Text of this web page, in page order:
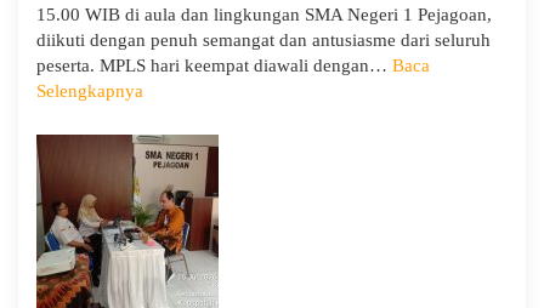
15.00 WIB di aula dan lingkungan SMA Negeri 1 Pejagoan,
diikuti dengan penuh semangat dan antusiasme dari seluruh
peserta. MPLS hari keempat diawali dengan… Baca
Selengkapnya
Ramah
Hari
Keempat
:
Menumbuhkan
Karakter,
Wawasan,